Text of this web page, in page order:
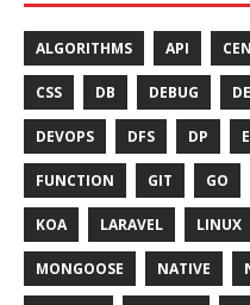
ALGORITHMS API
CSS DB DEBUG
DEVOPS DFS DP
FUNCTION GIT GO
KOA LARAVEL LINUX
MONGOOSE NATIVE